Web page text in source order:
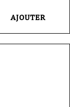
AJOUTER